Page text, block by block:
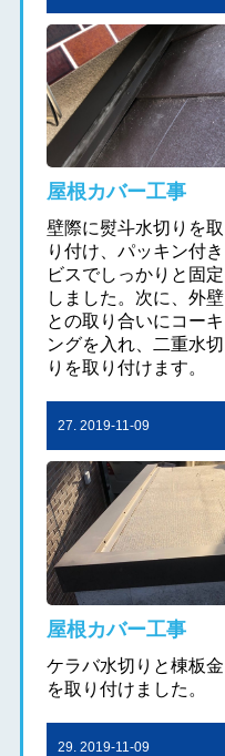
屋根カバー工事
壁際に熨斗水切りを取
り付け、パッキン付き
ビスでしっかりと固定
しました。次に、外壁
との取り合いにコーキ
ングを入れ、二重水切
りを取り付けます。
27. 2019-11-09
屋根カバー工事
ケラバ水切りと棟板金
を取り付けました。
29. 2019-11-09